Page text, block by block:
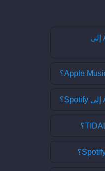
كيف تنقل من Apple Music إلى